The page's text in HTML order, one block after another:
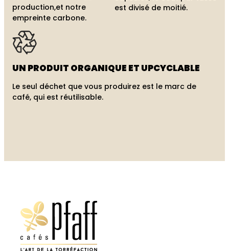
production,et notre
empreinte carbone.
est divisé de moitié.
UN PRODUIT ORGANIQUE ET UPCYCLABLE
Le seul déchet que vous produirez est le marc de
café, qui est réutilisable.